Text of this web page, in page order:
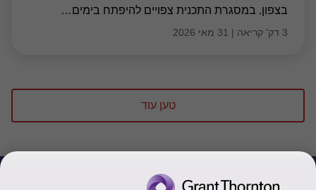
בצפון. במסגרת התכנית צפויים להיפתח בימים…
3 דק' קריאה | 31 מאי 2026
טען עוד